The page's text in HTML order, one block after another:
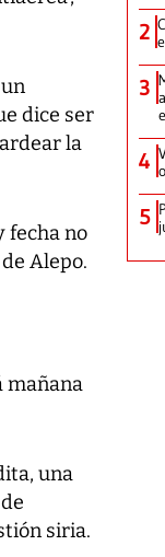
dice ser
la
fecha no
Alepo.
mañana
una
siria.
2
3
4
5